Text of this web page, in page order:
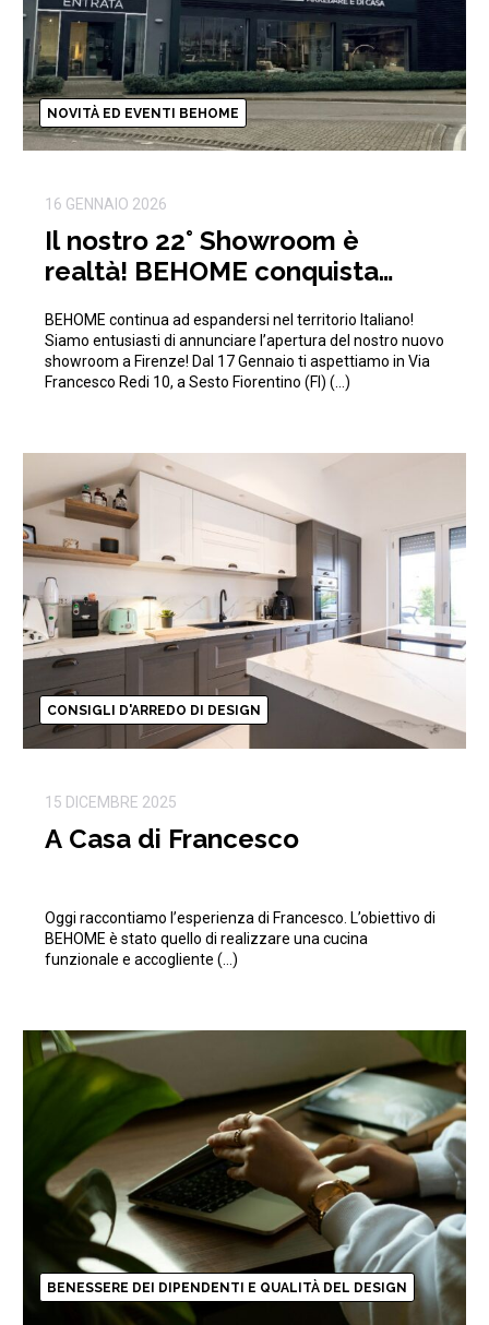
NOVITÀ ED EVENTI BEHOME
16 GENNAIO 2026
Il nostro 22° Showroom è
realtà! BEHOME conquista
BEHOME continua ad espandersi nel territorio Italiano!
Siamo entusiasti di annunciare l’apertura del nostro nuovo
showroom a Firenze! Dal 17 Gennaio ti aspettiamo in Via
Francesco Redi 10, a Sesto Fiorentino (FI) (…)
CONSIGLI D'ARREDO DI DESIGN
15 DICEMBRE 2025
A Casa di Francesco
Oggi raccontiamo l’esperienza di Francesco. L’obiettivo di
BEHOME è stato quello di realizzare una cucina
funzionale e accogliente (…)
BENESSERE DEI DIPENDENTI E QUALITÀ DEL DESIGN